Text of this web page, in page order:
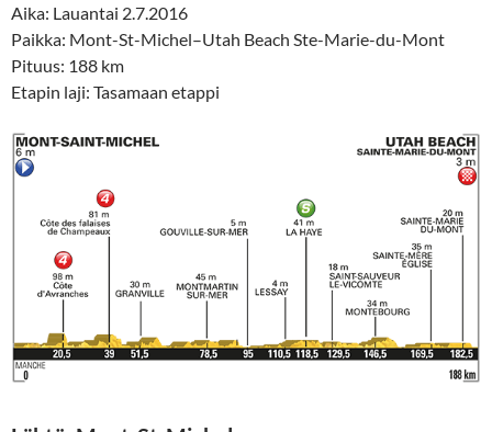
Aika: Lauantai 2.7.2016
Paikka: Mont-St-Michel–Utah Beach Ste-Marie-du-Mont
Pituus: 188 km
Etapin laji: Tasamaan etappi